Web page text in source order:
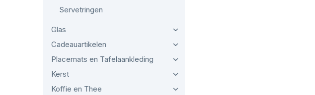
Servetringen
Glas
Cadeauartikelen
Placemats en Tafelaankleding
Kerst
Koffie en Thee